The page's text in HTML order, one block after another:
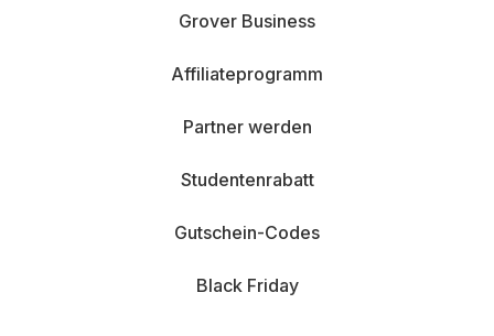
Grover Business
Affiliateprogramm
Partner werden
Studentenrabatt
Gutschein-Codes
Black Friday